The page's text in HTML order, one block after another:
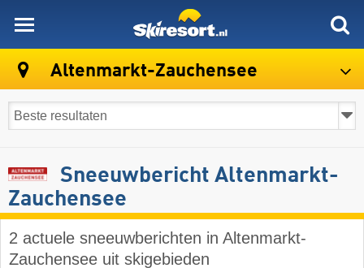
Altenmarkt-Zauchensee
Sneeuwbericht Altenmarkt-
Zauchensee
2 actuele sneeuwberichten in Altenmarkt-
Zauchensee uit skigebieden